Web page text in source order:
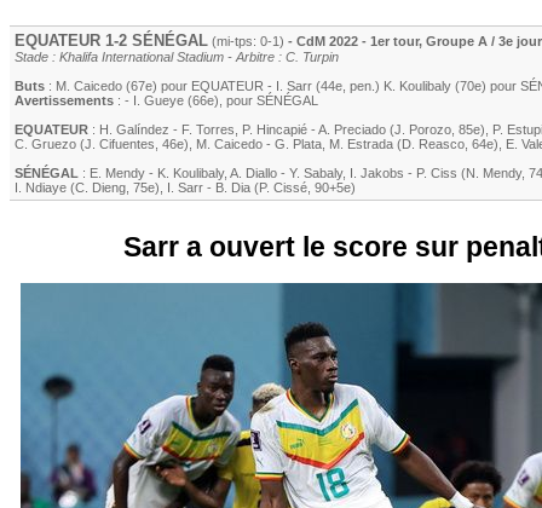
EQUATEUR 1-2 SÉNÉGAL (mi-tps: 0-1) - CdM 2022 - 1er tour, Groupe A / 3e
Stade : Khalifa International Stadium - Arbitre : C. Turpin
Buts : M. Caicedo (67e) pour EQUATEUR - I. Sarr (44e, pen.) K. Koulibaly (70e) pour
Avertissements : - I. Gueye (66e) , pour SÉNÉGAL
EQUATEUR : H. Galíndez - F. Torres P. Hincapié - A. Preciado (J. Porozo , 85e)
P.
C. Gruezo (J. Cifuentes, 46e) M. Caicedo - G. Plata M. Estrada (D. Reasco, 64e)
E.
SÉNÉGAL : E. Mendy - K. Koulibaly, A. Diallo - Y. Sabaly, I. Jakobs - P. Ciss (N. Mendy,
I. Ndiaye (C. Dieng , 75e) I. Sarr - B. Dia (P. Cissé , 90+5e)
Sarr a ouvert le score sur